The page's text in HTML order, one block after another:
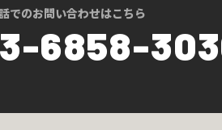
でのお問い合わせはこちら
6858-